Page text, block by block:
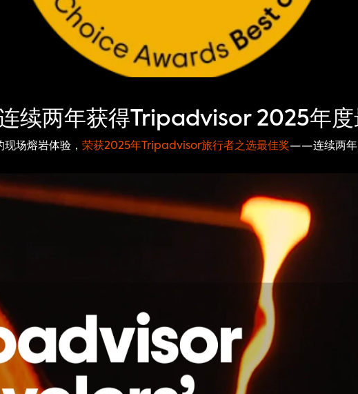
续两年获得Tripadvisor 2025年度
场熔岩体验， 荣获2025年Tripadvisor旅行者之选最佳奖——连续两年